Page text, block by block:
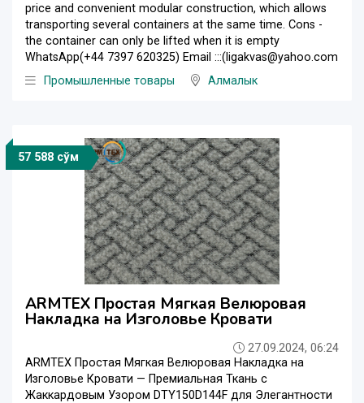
price and convenient modular construction, which allows
transporting several containers at the same time. Cons -
the container can only be lifted when it is empty
WhatsApp(+44 7397 620325) Email :::(ligakvas@yahoo.com
Промышленные товары
Алмалык
57 588 сўм
ARMTEX Простая Мягкая Велюровая
Накладка на Изголовье Кровати
27.09.2024, 06:24
ARMTEX Простая Мягкая Велюровая Накладка на
Изголовье Кровати — Премиальная Ткань с
Жаккардовым Узором DTY150D144F для Элегантности